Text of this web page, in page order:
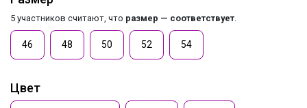
5 участников считают, что размер — соответствует
46 48 50 52 54
Цвет